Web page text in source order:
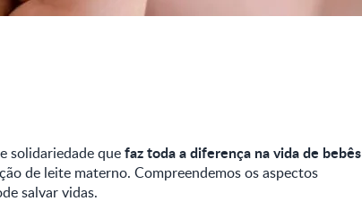
solidariedade quefaz toda a diferença na vida de bebês
de leite materno. Compreendemos os aspectos
salvar vidas.